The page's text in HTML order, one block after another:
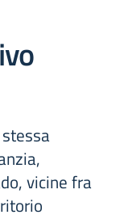
vicine fra